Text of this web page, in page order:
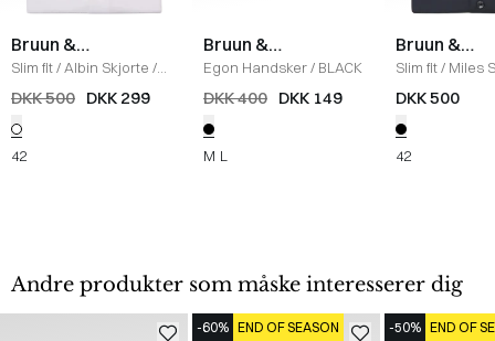
Bruun &
Stengade
Slim fit/ Albin Skjorte /
WHITE
DKK 500 DKK 299
42
Bruun &
Stengade
Egon Handsker/ BLACK
DKK 400 DKK 149
M L
Bruun &
Stengade
Slim fit/ Miles
BLACK
DKK 500
42
Andre produkter som måske interesserer dig
-60% END OF SEASON -50% END OF